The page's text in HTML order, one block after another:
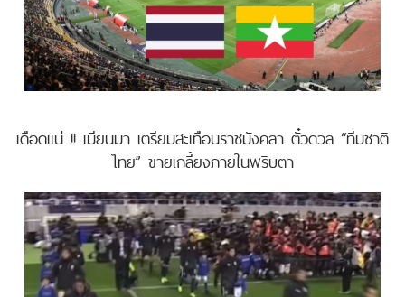
เดือดแน่ !! เมียนมา เตรียมสะเทือนราชมังคลา ตั๋วดวล “ทีมชาติ
ไทย” ขายเกลี้ยงภายในพริบตา